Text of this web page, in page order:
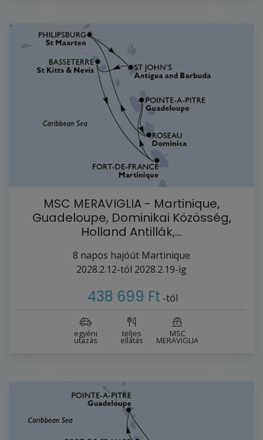
MSC MERAVIGLIA - Martinique,
Guadeloupe, Dominikai Közösség,
Holland Antillák,…
8 napos hajóút Martinique
2028.2.12-tól 2028.2.19-ig
438 699 Ft -tól
egyéni
utazás
teljes
ellátás
MSC
MERAVIGLIA